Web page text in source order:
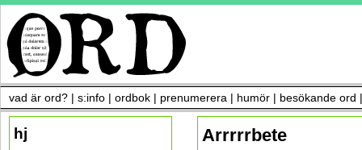
vad är ord? | s:info | ordbok | prenumerera | humör | besökande ord
Arrrrrbete
hj